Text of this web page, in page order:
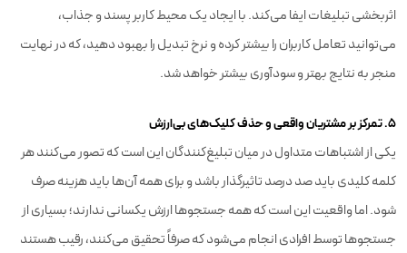
اثربخشی تبلیغات ایفا می‌کند. با ایجاد یک محیط کاربر پسند و جذاب،
می‌توانید تعامل کاربران را بیشتر کرده و نرخ تبدیل را بهبود دهید، که در نهایت
منجر به نتایج بهتر و سودآوری بیشتر خواهد شد.
۵. تمرکز بر مشتریان واقعی و حذف کلیک‌های بی‌ارزش
یکی از اشتباهات متداول در میان تبلیغ‌کنندگان این است که تصور می‌کنند هر
کلمه کلیدی باید صد درصد تاثیرگذار باشد و برای همه آن‌ها باید هزینه صرف
شود. اما واقعیت این است که همه جستجوها ارزش یکسانی ندارند؛ بسیاری از
جستجوها توسط افرادی انجام می‌شود که صرفاً تحقیق می‌کنند، رقیب هستند